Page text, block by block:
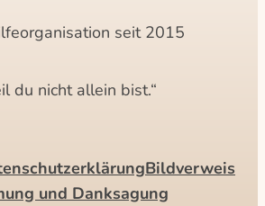
seit 2015
du nicht allein bist.“
Bildverweis
und Danksagung